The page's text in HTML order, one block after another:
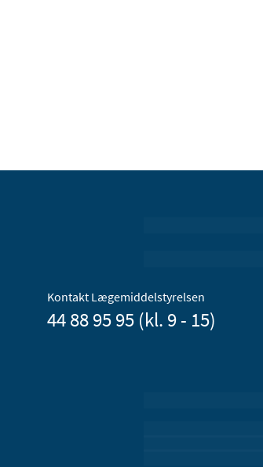
Kontakt Lægemiddelstyrelsen
44 88 95 95 (kl. 9 - 15)